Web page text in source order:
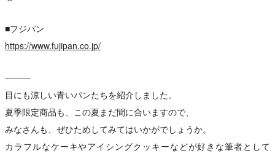
■フジパン
https://www.fujipan.co.jp/
———
目にも涼しい青いパンたちを紹介しました。
夏季限定商品も、この夏まだ間に合いますので、
みなさんも、ぜひためしてみてはいかがでしょうか。
カラフルなケーキやアイシングクッキーなどが好きな筆者として